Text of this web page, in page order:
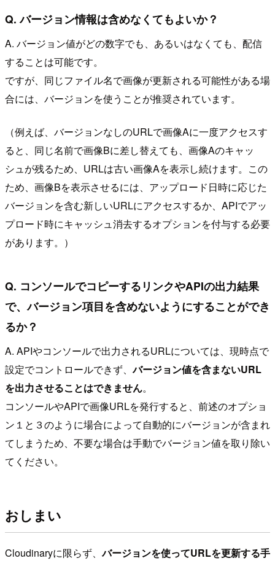
Q. バージョン情報は含めなくてもよいか？
A. バージョン値がどの数字でも、あるいはなくても、配信
することは可能です。
ですが、同じファイル名で画像が更新される可能性がある場
合には、バージョンを使うことが推奨されています。
（例えば、バージョンなしのURLで画像Aに一度アクセスす
ると、同じ名前で画像Bに差し替えても、画像Aのキャッ
シュが残るため、URLは古い画像Aを表示し続けます。この
ため、画像Bを表示させるには、アップロード日時に応じた
バージョンを含む新しいURLにアクセスするか、APIでアッ
プロード時にキャッシュ消去するオプションを付与する必要
があります。）
Q. コンソールでコピーするリンクやAPIの出力結果
で、バージョン項目を含めないようにすることができ
るか？
A. APIやコンソールで出力されるURLについては、現時点で
設定でコントロールできず、バージョン値を含まないURL
を出力させることはできません。
コンソールやAPIで画像URLを発行すると、前述のオプショ
ン１と３のように場合によって自動的にバージョンが含まれ
てしまうため、不要な場合は手動でバージョン値を取り除い
てください。
おしまい
Cloudinaryに限らず、バージョンを使ってURLを更新する手